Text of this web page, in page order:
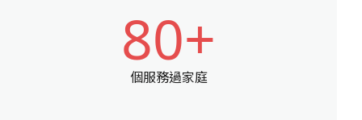
80+
個服務過家庭